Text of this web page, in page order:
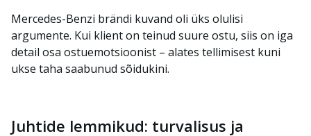
Mercedes-Benzi brändi kuvand oli üks olulisi
argumente. Kui klient on teinud suure ostu, siis on iga
detail osa ostuemotsioonist – alates tellimisest kuni
ukse taha saabunud sõidukini.
Juhtide lemmikud: turvalisus ja